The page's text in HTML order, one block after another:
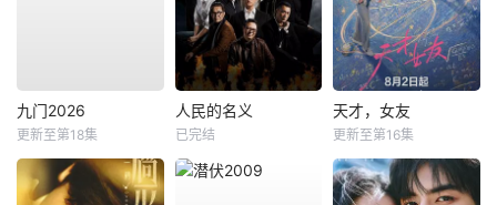
九门2026
更新至第18集
人民的名义
已完结
天才，女友
更新至第16集